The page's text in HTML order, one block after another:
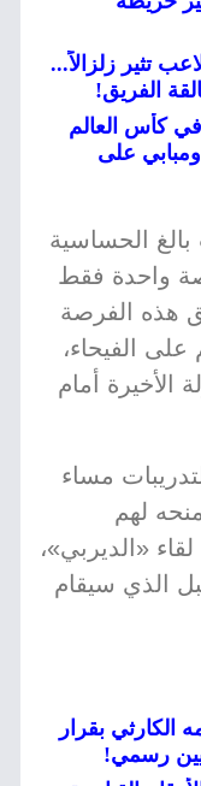
قائمة ليفربول لأفضل 100 لاعب تثير زلزالاً...
الفريق!
كأس العالم
ومبابي على
الحساسية
واحدة فقط
هذه الفرصة
على الفيحاء،
الأخيرة أمام
مساء
لهم
«الديربي»،
الذي سيقام
بقرار
رسمي!